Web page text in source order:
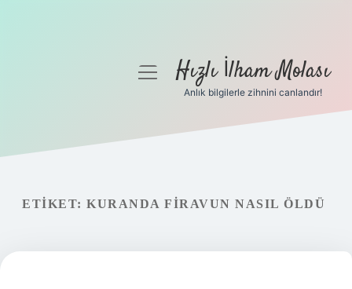
Gizlilik Politikası
menüyüHızlı İlham Molası
Anlık bilgilerle zihnini canlandır!
ETIKET: KURANDA FIRAVUN NASIL ÖLDÜ